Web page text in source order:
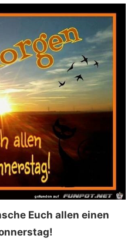
Euch allen einen